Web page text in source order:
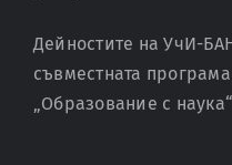
Дейностите на УчИ-
съвместната
„Образование с наука“